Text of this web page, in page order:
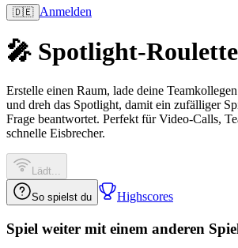
🇩🇪 Anmelden
🎤 Spotlight-Roulette
Erstelle einen Raum, lade deine
und dreh das Spotlight, damit ein zufälliger
Frage beantwortet. Perfekt für Video-Calls,
schnelle Eisbrecher.
Lädt...
So spielst du Highscores
Spiel weiter mit einem anderen